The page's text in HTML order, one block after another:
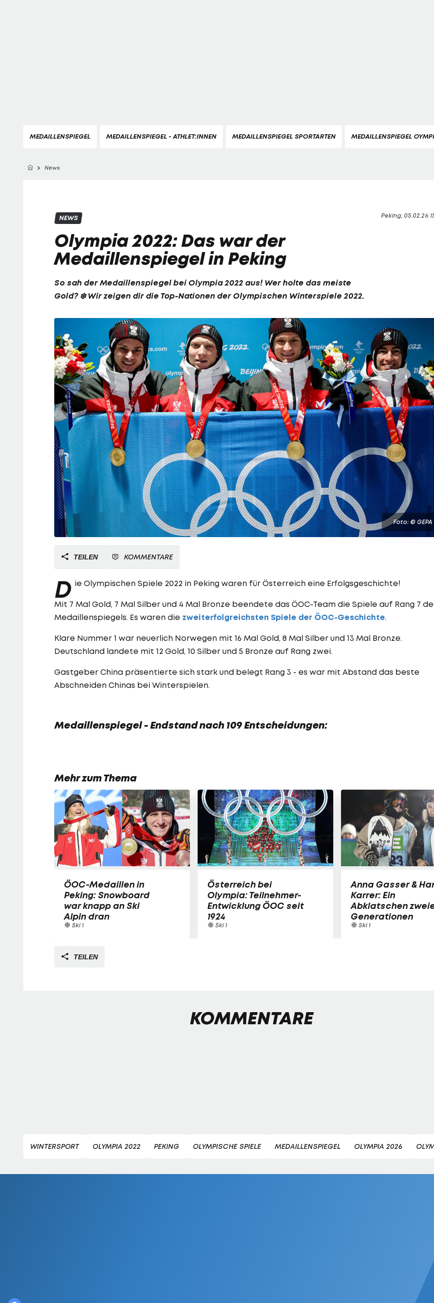
MEDAILLENSPIEGEL MEDAILLENSPIEGEL - ATHLET:INNEN MEDAILLENSPIEGEL SPORTARTEN MEDAILLENSPIEGEL
News
Peking, 05.02.26
NEWS
Olympia 2022: Das war der
Medaillenspiegel in Peking
So sah der Medaillenspiegel bei Olympia 2022 aus! Wer holte das meiste
Gold? ❄️ Wir zeigen dir die Top-Nationen der Olympischen Winterspiele 2022.
Foto: © GEPA
TEILEN KOMMENTARE
D ie Olympischen Spiele 2022 in Peking waren für Österreich eine Erfolgsgeschichte!
Mit 7 Mal Gold, 7 Mal Silber und 4 Mal Bronze beendete das ÖOC-Team die Spiele auf Rang 7
Medaillenspiegels. Es waren die zweiterfolgreichsten Spiele der ÖOC-Geschichte.
Klare Nummer 1 war neuerlich Norwegen mit 16 Mal Gold, 8 Mal Silber und 13 Mal Bronze.
Deutschland landete mit 12 Gold, 10 Silber und 5 Bronze auf Rang zwei.
Gastgeber China präsentierte sich stark und belegt Rang 3 - es war mit Abstand das beste
Abschneiden Chinas bei Winterspielen.
Medaillenspiegel - Endstand nach 109 Entscheidungen:
Mehr zum Thema
ÖOC-Medaillen in
Peking: Snowboard
war knapp an Ski
Alpin dran
Ski 1
Österreich bei
Olympia: Teilnehmer-
Entwicklung ÖOC seit
1924
Ski 1
Anna Gasser &
Karrer: Ein
Abklatschen
Generationen
Ski 1
TEILEN
KOMMENTARE
WINTERSPORT OLYMPIA 2022 PEKING OLYMPISCHE SPIELE MEDAILLENSPIEGEL OLYMPIA 2026